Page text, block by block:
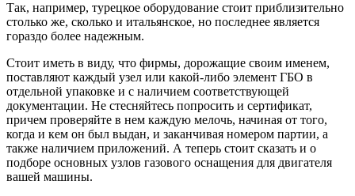
Так, например, турецкое оборудование стоит приблизительно
столько же, сколько и итальянское, но последнее является
гораздо более надежным.
Стоит иметь в виду, что фирмы, дорожащие своим именем,
поставляют каждый узел или какой-либо элемент ГБО в
отдельной упаковке и с наличием соответствующей
документации. Не стесняйтесь попросить и сертификат,
причем проверяйте в нем каждую мелочь, начиная от того,
когда и кем он был выдан, и заканчивая номером партии, а
также наличием приложений. А теперь стоит сказать и о
подборе основных узлов газового оснащения для двигателя
вашей машины.